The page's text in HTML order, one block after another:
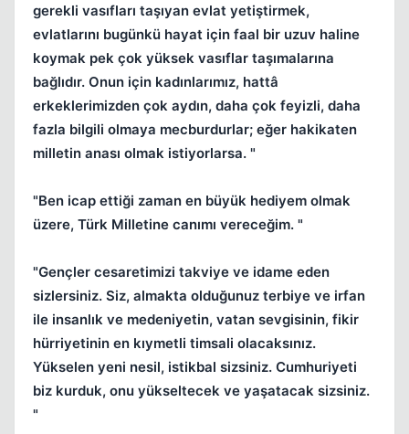
gerekli vasıfları taşıyan evlat yetiştirmek,
evlatlarını bugünkü hayat için faal bir uzuv haline
koymak pek çok yüksek vasıflar taşımalarına
bağlıdır. Onun için kadınlarımız, hattâ
erkeklerimizden çok aydın, daha çok feyizli, daha
fazla bilgili olmaya mecburdurlar; eğer hakikaten
milletin anası olmak istiyorlarsa. "
"Ben icap ettiği zaman en büyük hediyem olmak
üzere, Türk Milletine canımı vereceğim. "
"Gençler cesaretimizi takviye ve idame eden
sizlersiniz. Siz, almakta olduğunuz terbiye ve irfan
ile insanlık ve medeniyetin, vatan sevgisinin, fikir
hürriyetinin en kıymetli timsali olacaksınız.
Yükselen yeni nesil, istikbal sizsiniz. Cumhuriyeti
biz kurduk, onu yükseltecek ve yaşatacak sizsiniz.
"